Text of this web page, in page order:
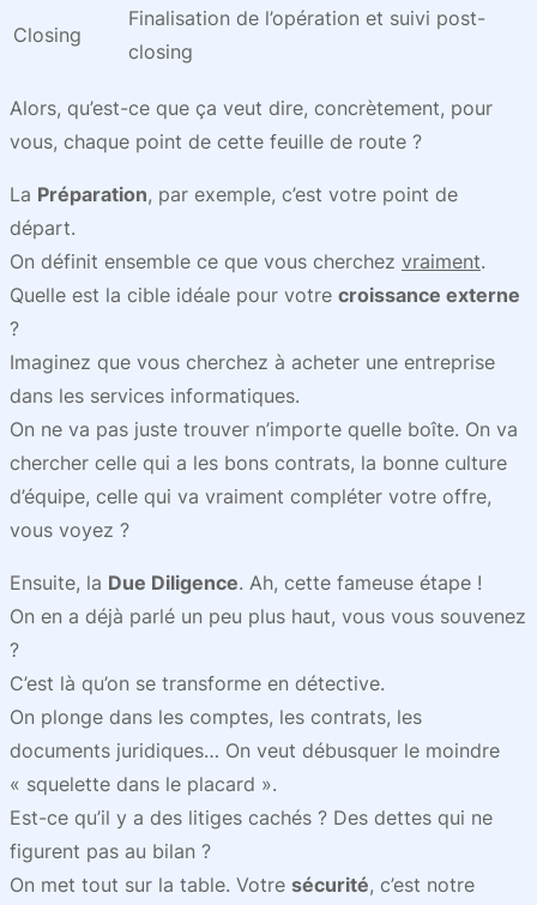
Closing
Finalisation de l’opération et suivi post-
closing
Alors, qu’est-ce que ça veut dire, concrètement, pour
vous, chaque point de cette feuille de route ?
La Préparation, par exemple, c’est votre point de
départ.
On définit ensemble ce que vous cherchez vraiment.
Quelle est la cible idéale pour votre croissance externe
?
Imaginez que vous cherchez à acheter une entreprise
dans les services informatiques.
On ne va pas juste trouver n’importe quelle boîte. On va
chercher celle qui a les bons contrats, la bonne culture
d’équipe, celle qui va vraiment compléter votre offre,
vous voyez ?
Ensuite, la Due Diligence. Ah, cette fameuse étape !
On en a déjà parlé un peu plus haut, vous vous souvenez
?
C’est là qu’on se transforme en détective.
On plonge dans les comptes, les contrats, les
documents juridiques… On veut débusquer le moindre
« squelette dans le placard ».
Est-ce qu’il y a des litiges cachés ? Des dettes qui ne
figurent pas au bilan ?
On met tout sur la table. Votre sécurité, c’est notre